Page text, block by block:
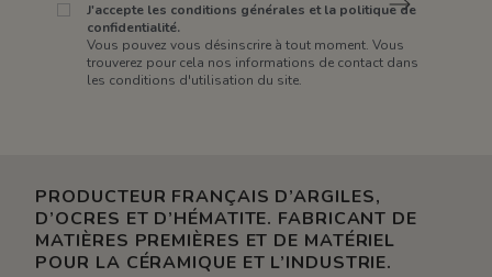
J'accepte les conditions générales et la politique de
confidentialité.
Vous pouvez vous désinscrire à tout moment. Vous
trouverez pour cela nos informations de contact dans
les conditions d'utilisation du site.
PRODUCTEUR FRANÇAIS D’ARGILES,
D’OCRES ET D’HÉMATITE. FABRICANT DE
MATIÈRES PREMIÈRES ET DE MATÉRIEL
POUR LA CÉRAMIQUE ET L’INDUSTRIE.